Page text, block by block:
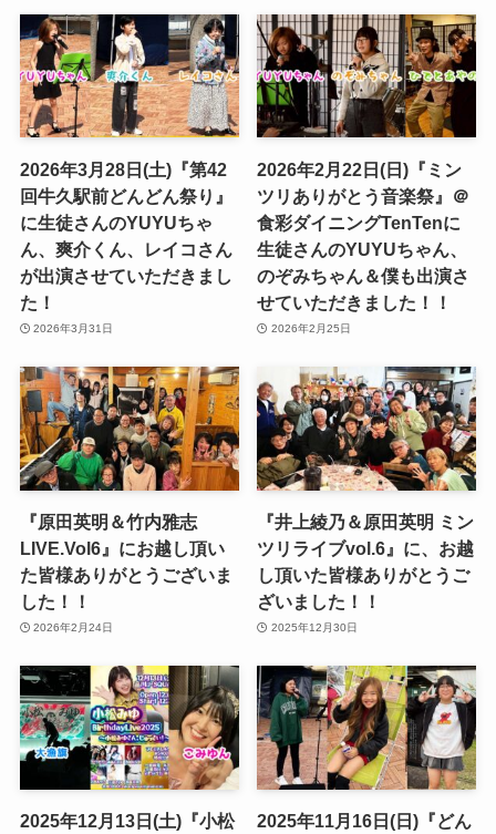
2026年3月28日(土)『第42
回牛久駅前どんどん祭り』
に生徒さんのYUYUちゃ
ん、爽介くん、レイコさん
が出演させていただきまし
た！
2026年3月31日
2026年2月22日(日)『ミン
ツリありがとう音楽祭』＠
食彩ダイニングTenTenに
生徒さんのYUYUちゃん、
のぞみちゃん＆僕も出演さ
せていただきました！！
2026年2月25日
『原田英明＆竹内雅志
LIVE.Vol6』にお越し頂い
た皆様ありがとうございま
した！！
2026年2月24日
『井上綾乃＆原田英明 ミン
ツリライブvol.6』に、お越
し頂いた皆様ありがとうご
ざいました！！
2025年12月30日
2025年12月13日(土)『小松
2025年11月16日(日)『どん